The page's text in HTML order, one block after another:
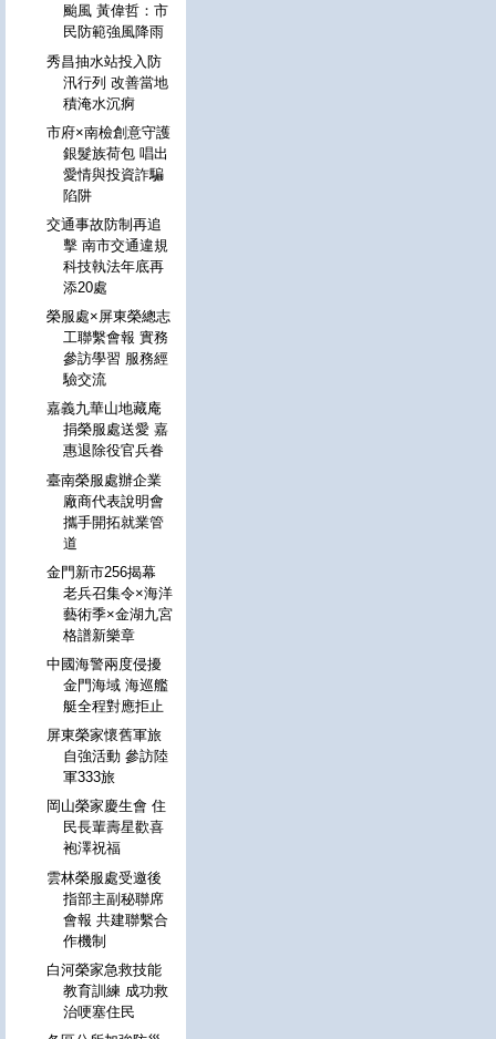
颱風 黃偉哲：市
民防範強風降雨
秀昌抽水站投入防
汛行列 改善當地
積淹水沉痾
市府×南檢創意守護
銀髮族荷包 唱出
愛情與投資詐騙
陷阱
交通事故防制再追
擊 南市交通違規
科技執法年底再
添20處
榮服處×屏東榮總志
工聯繫會報 實務
參訪學習 服務經
驗交流
嘉義九華山地藏庵
捐榮服處送愛 嘉
惠退除役官兵眷
臺南榮服處辦企業
廠商代表說明會
攜手開拓就業管
道
金門新市256揭幕
老兵召集令×海洋
藝術季×金湖九宮
格譜新樂章
中國海警兩度侵擾
金門海域 海巡艦
艇全程對應拒止
屏東榮家懷舊軍旅
自強活動 參訪陸
軍333旅
岡山榮家慶生會 住
民長輩壽星歡喜
袍澤祝福
雲林榮服處受邀後
指部主副秘聯席
會報 共建聯繫合
作機制
白河榮家急救技能
教育訓練 成功救
治哽塞住民